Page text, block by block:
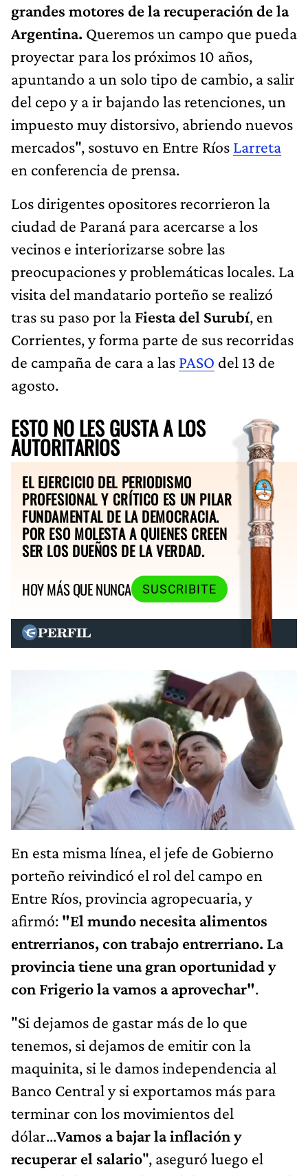
grandes motores de la recuperación de la
Argentina. Queremos un campo que pueda
proyectar para los próximos 10 años,
apuntando a un solo tipo de cambio, a salir
del cepo y a ir bajando las retenciones, un
impuesto muy distorsivo, abriendo nuevos
mercados", sostuvo en Entre Ríos Larreta
en conferencia de prensa.
Los dirigentes opositores recorrieron la
ciudad de Paraná para acercarse a los
vecinos e interiorizarse sobre las
preocupaciones y problemáticas locales. La
visita del mandatario porteño se realizó
tras su paso por la Fiesta del Surubí, en
Corrientes, y forma parte de sus recorridas
de campaña de cara a las PASO del 13 de
agosto.
ESTO NO LES GUSTA A LOS
AUTORITARIOS
EL EJERCICIO DEL PERIODISMO
PROFESIONAL Y CRÍTICO ES UN PILAR
FUNDAMENTAL DE LA DEMOCRACIA.
POR ESO MOLESTA A QUIENES CREEN
SER LOS DUEÑOS DE LA VERDAD.
HOY MÁS QUE NUNCA
SUSCRIBITE
En esta misma línea, el jefe de Gobierno
porteño reivindicó el rol del campo en
Entre Ríos, provincia agropecuaria, y
afirmó: "El mundo necesita alimentos
entrerrianos, con trabajo entrerriano. La
provincia tiene una gran oportunidad y
con Frigerio la vamos a aprovechar".
"Si dejamos de gastar más de lo que
tenemos, si dejamos de emitir con la
maquinita, si le damos independencia al
Banco Central y si exportamos más para
terminar con los movimientos del
dólar...Vamos a bajar la inflación y
recuperar el salario", aseguró luego el